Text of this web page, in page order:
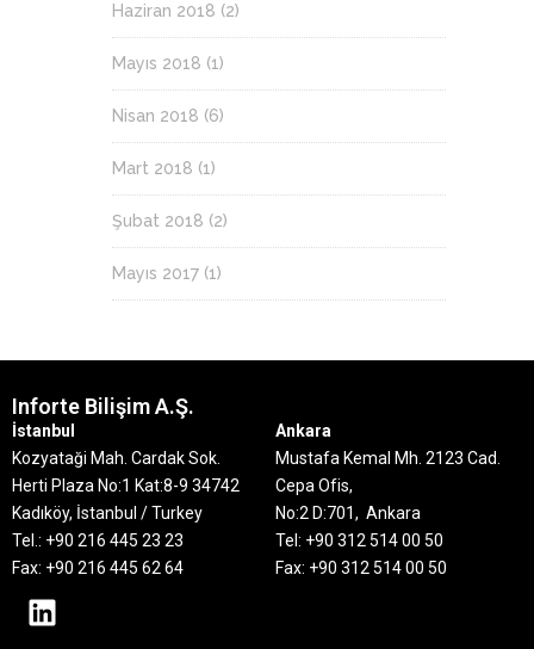
Haziran 2018 (2)
Mayıs 2018 (1)
Nisan 2018 (6)
Mart 2018 (1)
Şubat 2018 (2)
Mayıs 2017 (1)
Inforte Bilişim A.Ş.
İstanbul
Kozyataği Mah. Cardak Sok.
Herti Plaza No:1 Kat:8-9 34742
Kadıköy, İstanbul / Turkey
Tel.: +90 216 445 23 23
Fax: +90 216 445 62 64
Ankara
Mustafa Kemal Mh. 2123 Cad.
Cepa Ofis,
No:2 D:701, Ankara
Tel: +90 312 514 00 50
Fax: +90 312 514 00 50